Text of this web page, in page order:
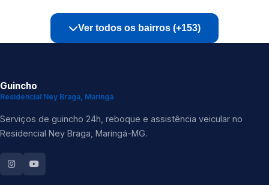
Ver todos os bairros (+153)
Guincho
Residencial Ney Braga, Maringá
Serviços de guincho 24h, reboque e assistência veicular no
Residencial Ney Braga, Maringá-MG.